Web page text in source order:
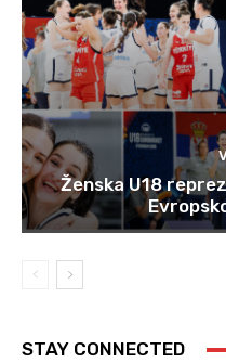
Ženska U18
STAY CONNECTED